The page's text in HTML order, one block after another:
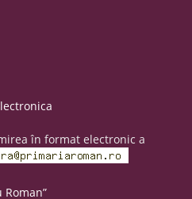
în format electronic a